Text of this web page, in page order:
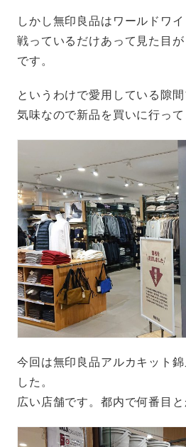
しかし無印良品はワールドワ
戦っているだけあって見た目
です。
というわけで愛用している隙
気味なので新品を買いに行って
今回は無印良品アルカキット
した。
広い店舗です。都内で何番目と